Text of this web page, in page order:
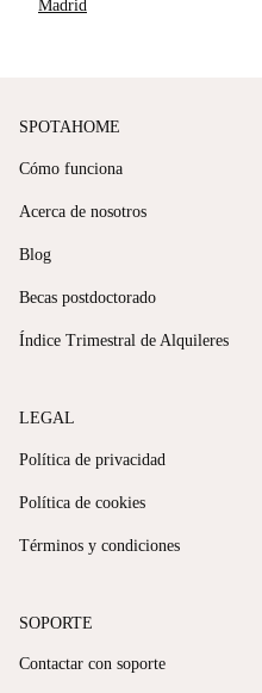
Madrid
SPOTAHOME
Cómo funciona
Acerca de nosotros
Blog
Becas postdoctorado
Índice Trimestral de Alquileres
LEGAL
Política de privacidad
Política de cookies
Términos y condiciones
SOPORTE
Contactar con soporte